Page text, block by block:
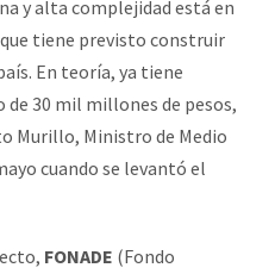
y alta complejidad está en
tiene previsto construir
En teoría, ya tiene
30 mil millones de pesos,
Murillo, Ministro de Medio
cuando se levantó el
FONADE (Fondo